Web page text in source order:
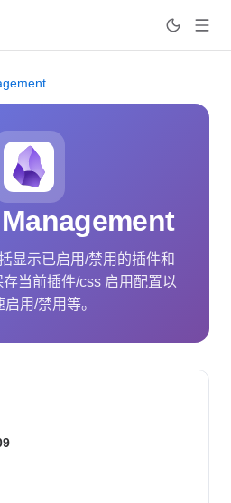
显示已启用/禁用的插件和
当前插件/css 启用配置以
用/禁用等。